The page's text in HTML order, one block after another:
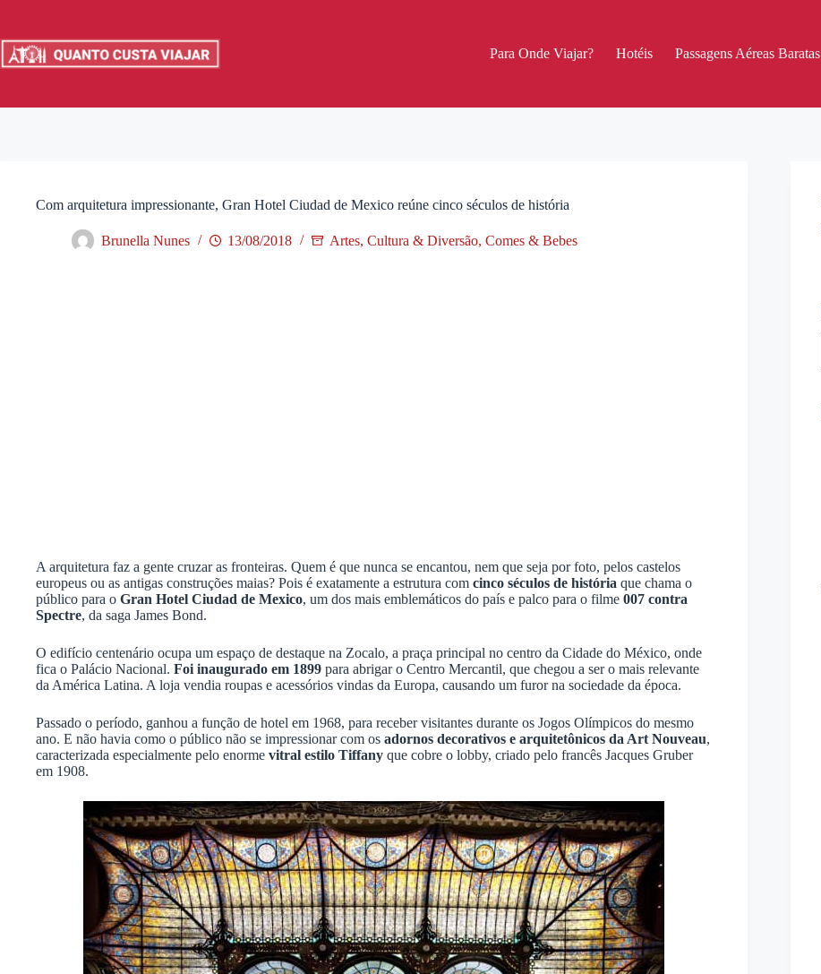
o
conteúdo
Para Onde Viajar? Hotéis Passagens Aéreas Baratas
Com arquitetura impressionante, Gran Hotel Ciudad de Mexico reúne cinco séculos de história
Brunella Nunes 13/08/2018 Artes, Cultura & Diversão, Comes & Bebes
A arquitetura faz a gente cruzar as fronteiras. Quem é que nunca se encantou, nem que seja por foto, pelos castelos
europeus ou as antigas construções maias? Pois é exatamente a estrutura com cinco séculos de história que chama o
público para o Gran Hotel Ciudad de Mexico, um dos mais emblemáticos do país e palco para o filme 007 contra
Spectre, da saga James Bond.
O edifício centenário ocupa um espaço de destaque na Zocalo, a praça principal no centro da Cidade do México, onde
fica o Palácio Nacional. Foi inaugurado em 1899 para abrigar o Centro Mercantil, que chegou a ser o mais relevante
da América Latina. A loja vendia roupas e acessórios vindas da Europa, causando um furor na sociedade da época.
Passado o período, ganhou a função de hotel em 1968, para receber visitantes durante os Jogos Olímpicos do mesmo
ano. E não havia como o público não se impressionar com os adornos decorativos e arquitetônicos da Art Nouveau,
caracterizada especialmente pelo enorme vitral estilo Tiffany que cobre o lobby, criado pelo francês Jacques Gruber
em 1908.